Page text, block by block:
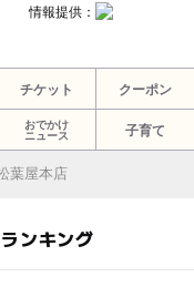
情報提供：
チケット クーポン
おでかけ
ニュース
子育て
葉屋本店
ンキング